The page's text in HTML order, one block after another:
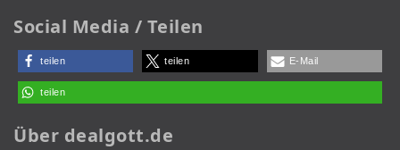
Social Media / Teilen
teilen teilen E-Mail
teilen
Über dealgott.de